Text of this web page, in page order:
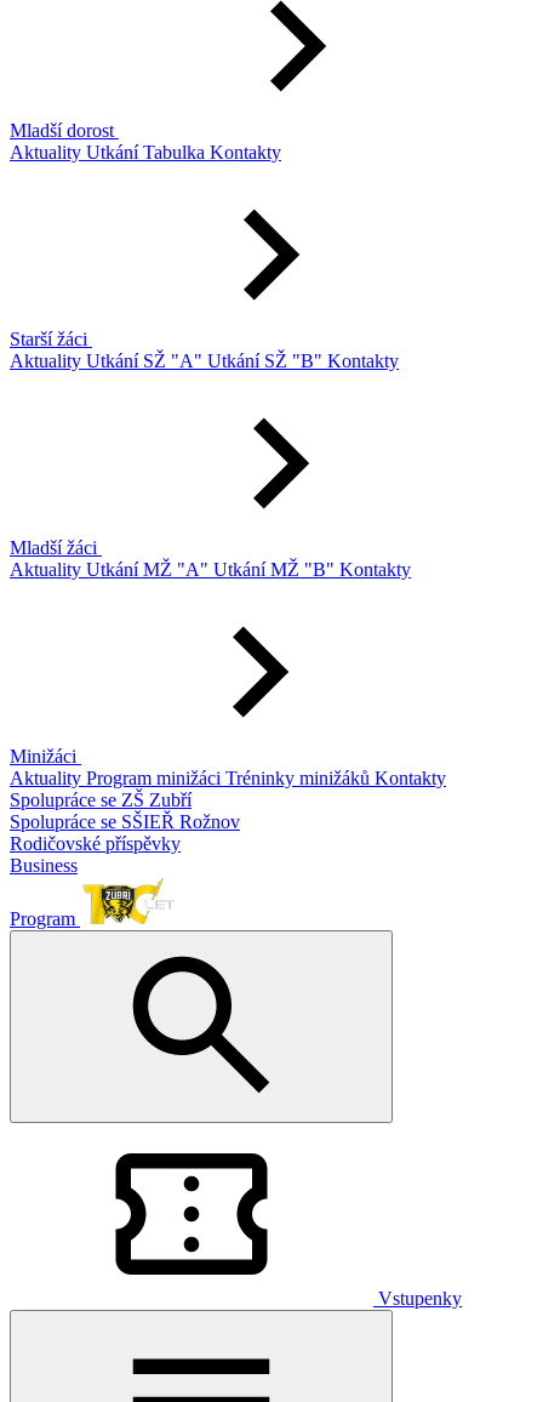
Mladší dorost
Aktuality UtkáníTabulka Kontakty
Starší žáci
Aktuality Utkání SŽ "A" Utkání SŽ "B" Kontakty
Mladší žáci
Aktuality Utkání MŽ "A" Utkání MŽ "B" Kontakty
Minižáci
Aktuality Program minižáci Tréninky minižáků Kontakty
Spolupráce se ZŠ Zubří
Spolupráce se SŠIEŘ Rožnov
Rodičovské příspěvky
Business
Program
Vstupenky